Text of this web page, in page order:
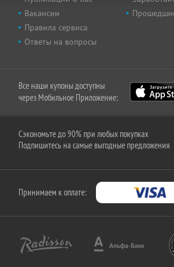
Вакансии
Правила сервиса
Ответы на вопросы
Все наши купоны доступны
через Мобильное Приложение:
Сэкономьте до 90% при любых покупках
Подпишитесь на самые выгодные предложения
Принимаем к оплате: